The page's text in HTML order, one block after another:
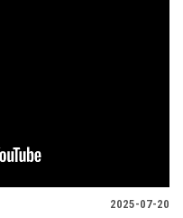
2025-07-20